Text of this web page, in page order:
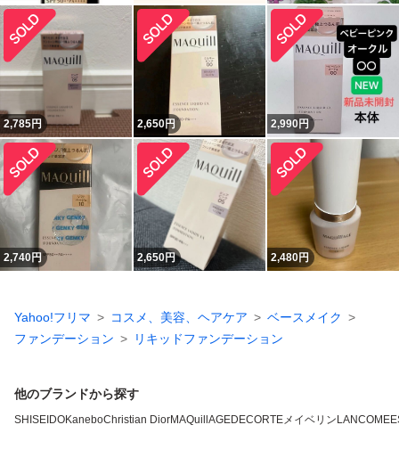
2,785円 2,650円 2,990円
2,740円 2,650円 2,480円
Yahoo!フリマ コスメ、美容、ヘアケア
ベースメイク
ファンデーション
リキッドファンデーション
他のブランドから探す
SHISEIDOKaneboChristian DiorMAQuillAGEDECORTEメイベリン LANCOME